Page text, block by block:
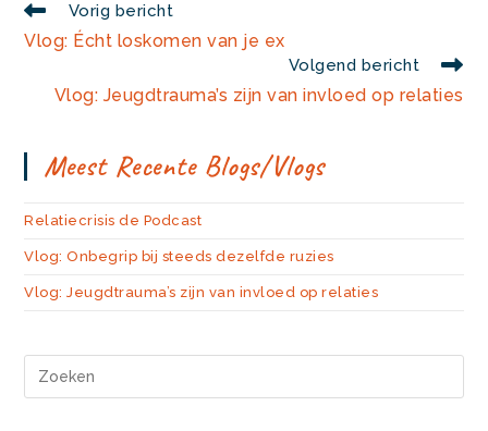
Lees
meer
artikelen
Vorig bericht
Vlog: Écht loskomen van je ex
Volgend bericht
Vlog: Jeugdtrauma’s zijn van invloed op relaties
Meest Recente Blogs/vlogs
Relatiecrisis de Podcast
Vlog: Onbegrip bij steeds dezelfde ruzies
Vlog: Jeugdtrauma’s zijn van invloed op relaties